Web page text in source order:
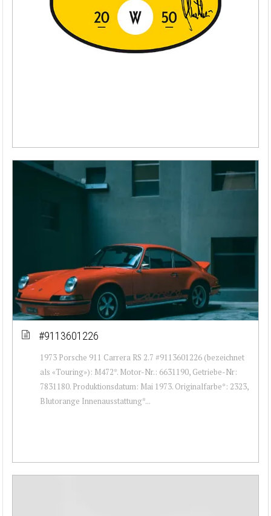
#9113601226
1973 Porsche 911 Carrera RS 2.7 #9113601226 (bezeichnet
als «Touring»): M472*. Motor-Nr.: 6631190, Getriebe-Nr:
7831180. Produktionsdatum: Mai 1973. Originalfarbe*: 2323,
Blutorange Innenausstattung*...